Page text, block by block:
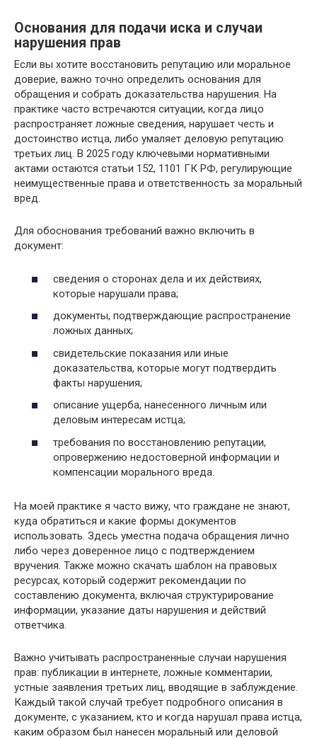
Основания для подачи иска и случаи
нарушения прав
Если вы хотите восстановить репутацию или моральное
доверие, важно точно определить основания для
обращения и собрать доказательства нарушения. На
практике часто встречаются ситуации, когда лицо
распространяет ложные сведения, нарушает честь и
достоинство истца, либо умаляет деловую репутацию
третьих лиц. В 2025 году ключевыми нормативными
актами остаются статьи 152, 1101 ГК РФ, регулирующие
неимущественные права и ответственность за моральный
вред.
Для обоснования требований важно включить в
документ:
сведения о сторонах дела и их действиях,
которые нарушали права;
документы, подтверждающие распространение
ложных данных;
свидетельские показания или иные
доказательства, которые могут подтвердить
факты нарушения;
описание ущерба, нанесенного личным или
деловым интересам истца;
требования по восстановлению репутации,
опровержению недостоверной информации и
компенсации морального вреда.
На моей практике я часто вижу, что граждане не знают,
куда обратиться и какие формы документов
использовать. Здесь уместна подача обращения лично
либо через доверенное лицо с подтверждением
вручения. Также можно скачать шаблон на правовых
ресурсах, который содержит рекомендации по
составлению документа, включая структурирование
информации, указание даты нарушения и действий
ответчика.
Важно учитывать распространенные случаи нарушения
прав: публикации в интернете, ложные комментарии,
устные заявления третьих лиц, вводящие в заблуждение.
Каждый такой случай требует подробного описания в
документе, с указанием, кто и когда нарушал права истца,
каким образом был нанесен моральный или деловой